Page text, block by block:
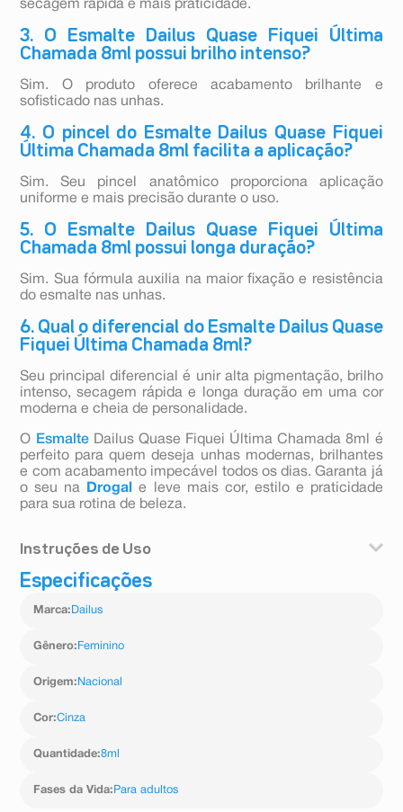
secagem rápida e mais praticidade.
3. O Esmalte Dailus Quase Fiquei Última
Chamada 8ml possui brilho intenso?
Sim. O produto oferece acabamento brilhante e
sofisticado nas unhas.
4. O pincel do Esmalte Dailus Quase Fiquei
Última Chamada 8ml facilita a aplicação?
Sim. Seu pincel anatômico proporciona aplicação
uniforme e mais precisão durante o uso.
5. O Esmalte Dailus Quase Fiquei Última
Chamada 8ml possui longa duração?
Sim. Sua fórmula auxilia na maior fixação e resistência
do esmalte nas unhas.
6. Qual o diferencial do Esmalte Dailus Quase
Fiquei Última Chamada 8ml?
Seu principal diferencial é unir alta pigmentação, brilho
intenso, secagem rápida e longa duração em uma cor
moderna e cheia de personalidade.
O EsmalteDailus Quase Fiquei Última Chamada 8ml é
perfeito para quem deseja unhas modernas, brilhantes
e com acabamento impecável todos os dias. Garanta já
o seu na
Drogal
e leve mais cor, estilo e praticidade
para sua rotina de beleza.
Instruções de Uso
Aplicação:
Aplique uma camada do esmalte sobre as unhas limpas
Aguarde secar e aplique uma segunda camada para
Finalize com extra brilho, se desejar.
Remova utilizando algodão e removedor de esmaltes
apropriado.
Especificações
Marca: Dailus
Gênero: Feminino
Origem: Nacional
Cor:Cinza
Quantidade:8ml
Fases da Vida: Para adultos